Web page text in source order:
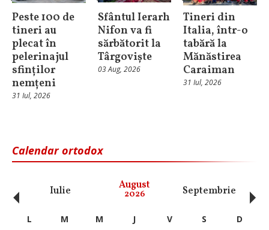
Peste 100 de
tineri au
plecat în
pelerinajul
sfinților
nemțeni
31 Iul, 2026
Sfântul Ierarh
Nifon va fi
sărbătorit la
Târgoviște
03 Aug, 2026
Tineri din
Italia, într-o
tabără la
Mănăstirea
Caraiman
31 Iul, 2026
Calendar ortodox
Iulie August
2026 Septembrie
‹ L M M J V S
D